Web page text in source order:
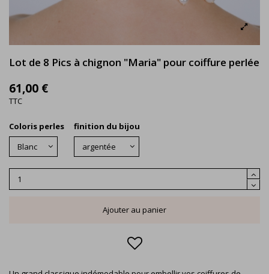
Lot de 8 Pics à chignon "Maria" pour coiffure perlée
61,00 €
TTC
Coloris perles finition du bijou
Ajouter au panier